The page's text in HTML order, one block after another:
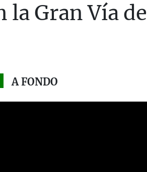
Gran Vía de
A FONDO